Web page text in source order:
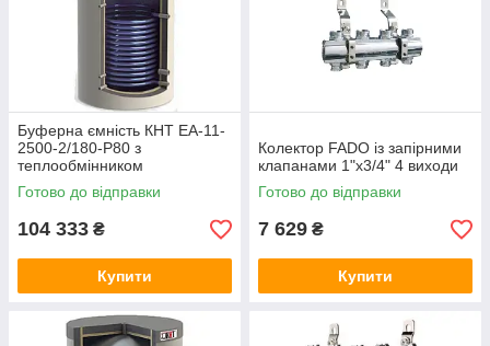
Буферна ємність КНТ ЕА-11-
2500-2/180-P80 з
теплообмінником
Готово до відправки
104 333 ₴
Купити
Колектор FADO із запірними
клапанами 1"х3/4" 4 виходи
Готово до відправки
7 629 ₴
Купити